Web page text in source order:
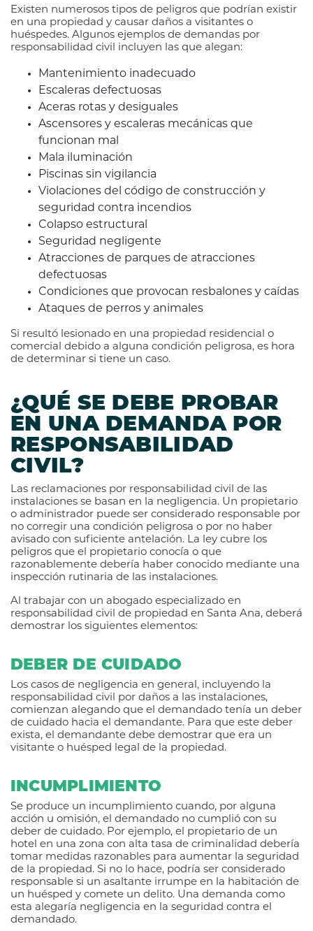
Existen numerosos tipos de peligros que podrían existir
en una propiedad y causar daños a visitantes o
huéspedes. Algunos ejemplos de demandas por
responsabilidad civil incluyen las que alegan:
Mantenimiento inadecuado
Escaleras defectuosas
Aceras rotas y desiguales
Ascensores y escaleras mecánicas que
funcionan mal
Mala iluminación
Piscinas sin vigilancia
Violaciones del código de construcción y
seguridad contra incendios
Colapso estructural
Seguridad negligente
Atracciones de parques de atracciones
defectuosas
Condiciones que provocan resbalones y caídas
Ataques de perros y animales
Si resultó lesionado en una propiedad residencial o
comercial debido a alguna condición peligrosa, es hora
de determinar si tiene un caso.
¿QUÉ SE DEBE PROBAR
EN UNA DEMANDA POR
RESPONSABILIDAD
CIVIL?
Las reclamaciones por responsabilidad civil de las
instalaciones se basan en la negligencia. Un propietario
o administrador puede ser considerado responsable por
no corregir una condición peligrosa o por no haber
avisado con suficiente antelación. La ley cubre los
peligros que el propietario conocía o que
razonablemente debería haber conocido mediante una
inspección rutinaria de las instalaciones.
Al trabajar con un abogado especializado en
responsabilidad civil de propiedad en Santa Ana, deberá
demostrar los siguientes elementos:
DEBER DE CUIDADO
Los casos de negligencia en general, incluyendo la
responsabilidad civil por daños a las instalaciones,
comienzan alegando que el demandado tenía un deber
de cuidado hacia el demandante. Para que este deber
exista, el demandante debe demostrar que era un
visitante o huésped legal de la propiedad.
INCUMPLIMIENTO
Se produce un incumplimiento cuando, por alguna
acción u omisión, el demandado no cumplió con su
deber de cuidado. Por ejemplo, el propietario de un
hotel en una zona con alta tasa de criminalidad debería
tomar medidas razonables para aumentar la seguridad
de la propiedad. Si no lo hace, podría ser considerado
responsable si un asaltante irrumpe en la habitación de
un huésped y comete un delito. Una demanda como
esta alegaría negligencia en la seguridad contra el
demandado.